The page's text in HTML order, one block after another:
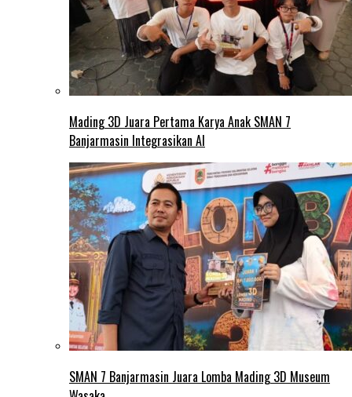
Mading 3D Juara Pertama Karya Anak SMAN 7
Banjarmasin Integrasikan AI
SMAN 7 Banjarmasin Juara Lomba Mading 3D Museum